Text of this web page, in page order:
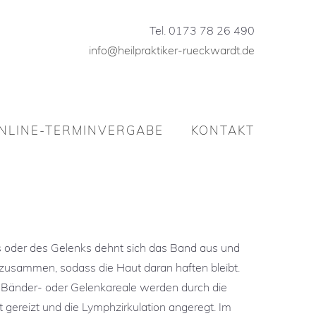
Tel. 0173 78 26 490
info@heilpraktiker-rueckwardt.de
TERMINVERGABE KONTAKT
info@heilpraktiker-rueckwardt.de
des Gelenks dehnt sich das Band aus und
sodass die Haut daran haften bleibt.
oder Gelenkareale werden durch die
und die Lymphzirkulation angeregt. Im